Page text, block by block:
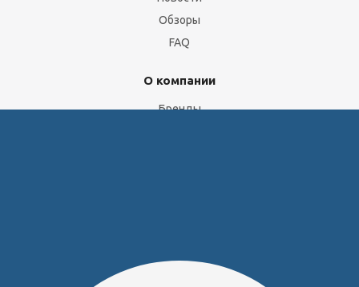
Обзоры
FAQ
О компании
Бренды
Юридическим лицам